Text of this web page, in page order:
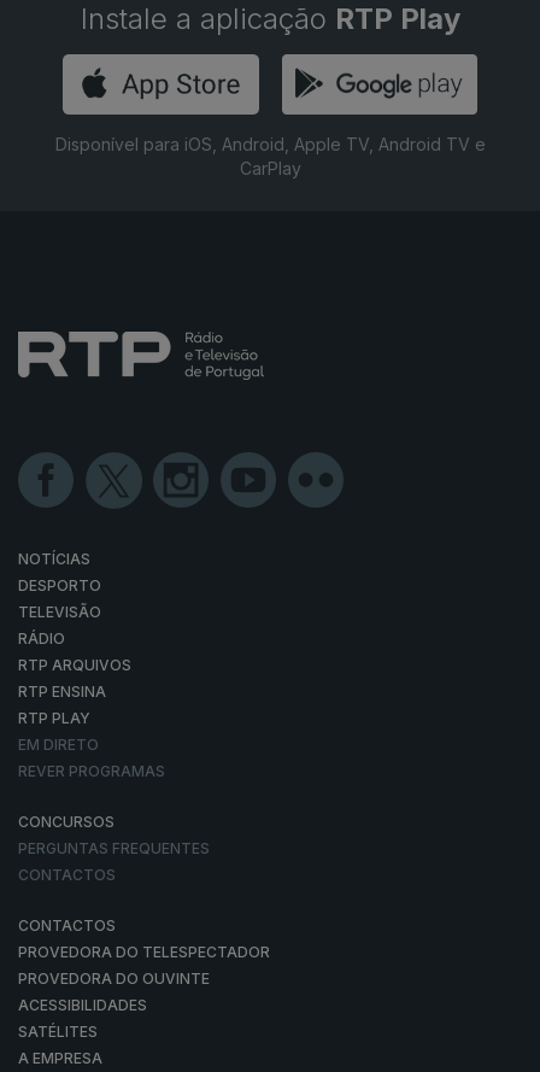
Instale a aplicação RTP Play
Disponível para iOS, Android, Apple TV, Android TV e
CarPlay
NOTÍCIAS
DESPORTO
TELEVISÃO
RÁDIO
RTP ARQUIVOS
RTP ENSINA
RTP PLAY
EM DIRETO
REVER PROGRAMAS
CONCURSOS
PERGUNTAS FREQUENTES
CONTACTOS
CONTACTOS
PROVEDORA DO TELESPECTADOR
PROVEDORA DO OUVINTE
ACESSIBILIDADES
SATÉLITES
A EMPRESA